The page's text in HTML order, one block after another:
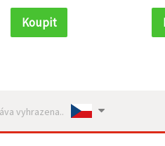
Koupit
vyhrazena..